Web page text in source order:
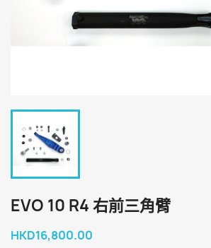
EVO 10 R4 右前三角臂
HKD16,800.00